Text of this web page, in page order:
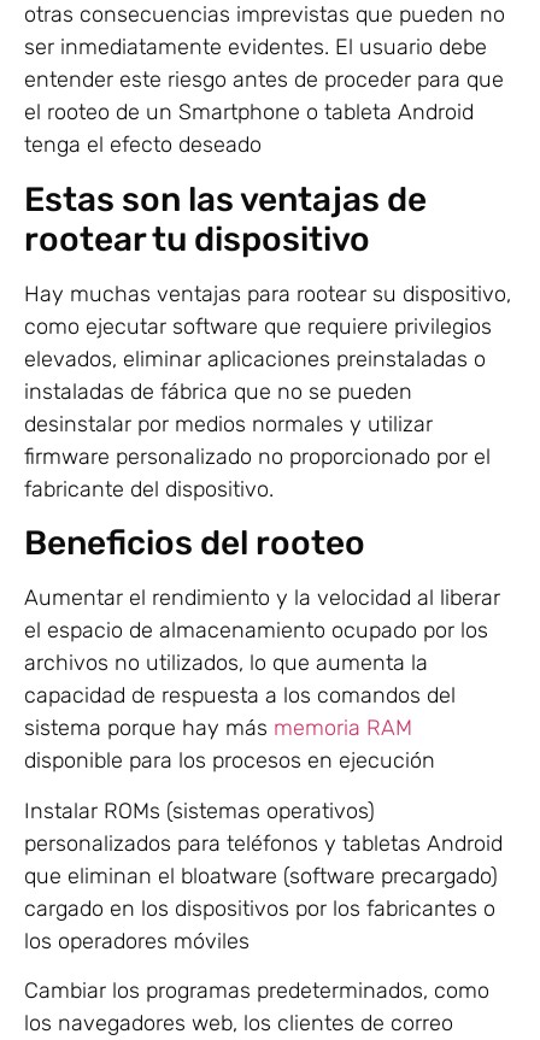
otras consecuencias imprevistas que pueden no
ser inmediatamente evidentes. El usuario debe
entender este riesgo antes de proceder para que
el rooteo de un Smartphone o tableta Android
tenga el efecto deseado
Estas son las ventajas de
rootear tu dispositivo
Hay muchas ventajas para rootear su dispositivo,
como ejecutar software que requiere privilegios
elevados, eliminar aplicaciones preinstaladas o
instaladas de fábrica que no se pueden
desinstalar por medios normales y utilizar
firmware personalizado no proporcionado por el
fabricante del dispositivo.
Beneficios del rooteo
Aumentar el rendimiento y la velocidad al liberar
el espacio de almacenamiento ocupado por los
archivos no utilizados, lo que aumenta la
capacidad de respuesta a los comandos del
sistema porque hay más memoria RAM
disponible para los procesos en ejecución
Instalar ROMs (sistemas operativos)
personalizados para teléfonos y tabletas Android
que eliminan el bloatware (software precargado)
cargado en los dispositivos por los fabricantes o
los operadores móviles
Cambiar los programas predeterminados, como
los navegadores web, los clientes de correo